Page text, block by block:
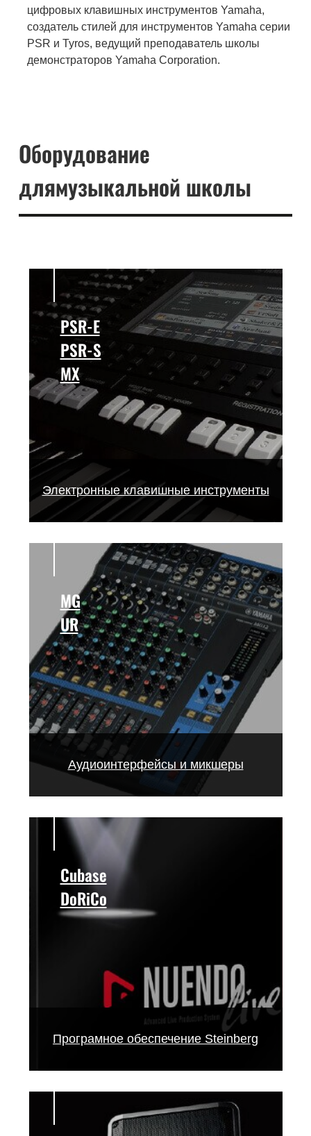
цифровых клавишных инструментов Yamaha,
создатель стилей для инструментов Yamaha серии
PSR и Tyros, ведущий преподаватель школы
демонстраторов Yamaha Corporation.
Оборудование
длямузыкальной школы
PSR-E
PSR-S
MX
Электронные клавишные инструменты
MG
UR
Аудиоинтерфейсы и микшеры
Cubase
DoRiCo
Програмное обеспечение Steinberg